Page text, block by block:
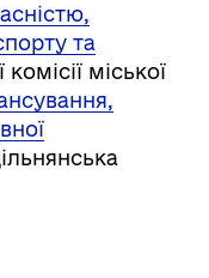
та
комісії міської